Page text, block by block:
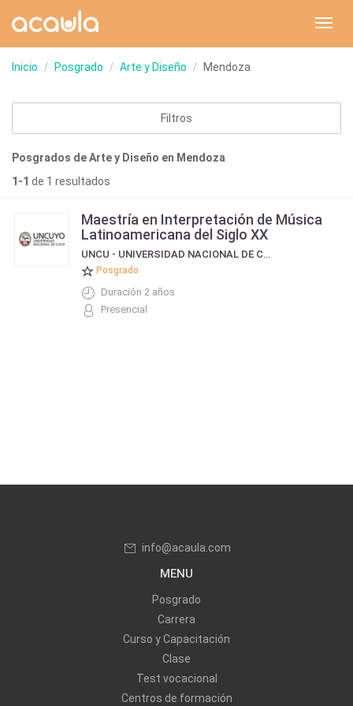
Inicio Posgrado Arte y Diseño Mendoza
Filtros
Posgrados de Arte y Diseño en Mendoza
1-1 de 1 resultados
Maestría en Interpretación de Música
Latinoamericana del Siglo XX
UNCU - UNIVERSIDAD NACIONAL DE CUYO
Posgrado
Duración 2 años
Presencial
info@acaula.com
MENU
Posgrado
Carrera
Curso y Capacitación
Clase
Test vocacional
Centros de formación